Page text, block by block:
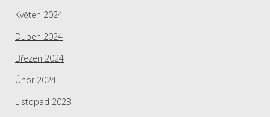
Květen 2024
Duben 2024
Březen 2024
Únor 2024
Listopad 2023